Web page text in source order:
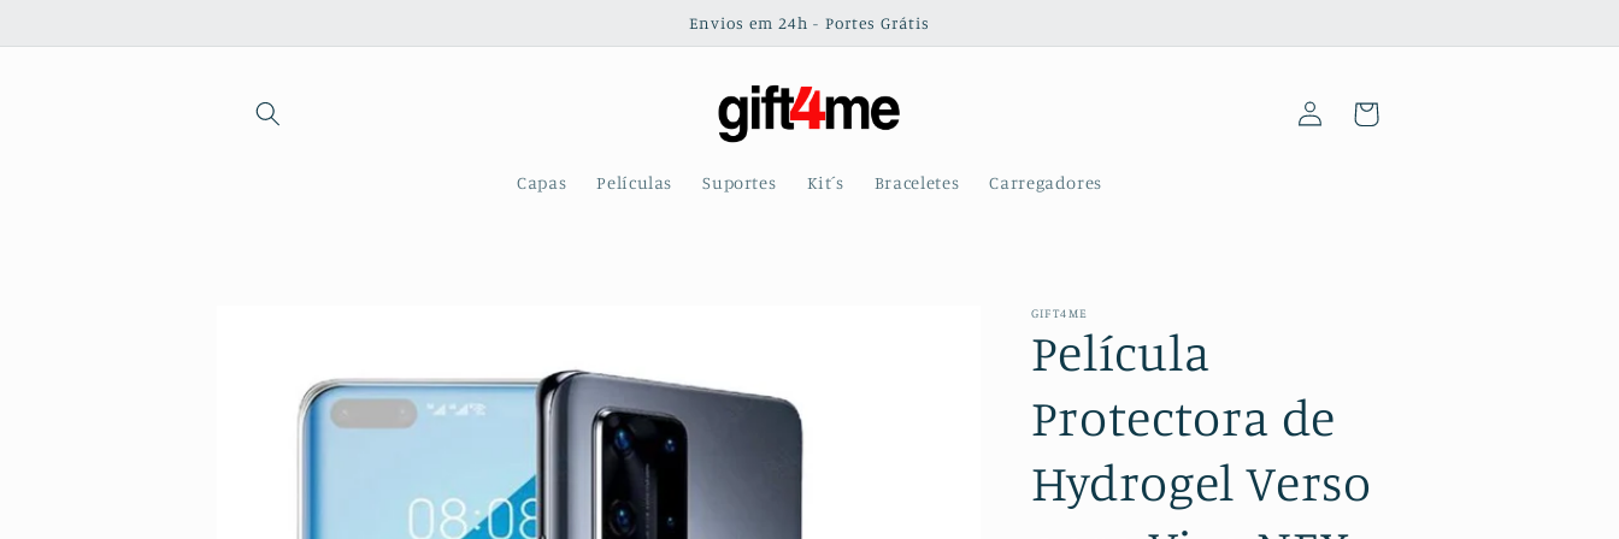
conteúdo
Envios em 24h - Portes Grátis
Capas Películas Suportes Kit´s Braceletes Carregadores
Iniciar
sessão
Carrinho
GIFT4ME
Película
Protectora de
Hydrogel Verso